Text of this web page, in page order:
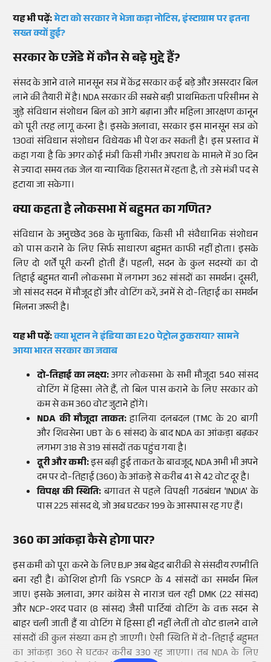
यह भी पढ़ें:मेटा को सरकार ने भेजा कड़ा नोटिस, इंस्टाग्राम पर इतना
सख्त क्यों हुई?
सरकार के एजेंडे में कौन से बड़े मुद्दे हैं?
संसद के आने वाले मानसून सत्र में केंद्र सरकार कई बड़े और असरदार बिल
लाने की तैयारी में है। NDA सरकार की सबसे बड़ी प्राथमिकता परिसीमन से
जुड़े संविधान संशोधन बिल को आगे बढ़ाना और महिला आरक्षण कानून
को पूरी तरह लागू करना है। इसके अलावा, सरकार इस मानसून सत्र को
130वां संविधान संशोधन विधेयक भी पेश कर सकती है। इस प्रस्ताव में
कहा गया है कि अगर कोई मंत्री किसी गंभीर अपराध के मामले में 30 दिन
से ज्यादा समय तक जेल या न्यायिक हिरासत में रहता है, तो उसे मंत्री पद से
हटाया जा सकेगा।
क्या कहता है लोकसभा में बहुमत का गणित?
संविधान के अनुच्छेद 368 के मुताबिक, किसी भी संवैधानिक संशोधन
को पास कराने के लिए सिर्फ साधारण बहुमत काफी नहीं होता। इसके
लिए दो शर्तें पूरी करनी होती हैं। पहली, सदन के कुल सदस्यों का दो
तिहाई बहुमत यानी लोकसभा में लगभग 362 सांसदों का समर्थन। दूसरी,
जो सांसद सदन में मौजूद हों और वोटिंग करें, उनमें से दो-तिहाई का समर्थन
मिलना जरूरी है।
यह भी पढ़ें:क्या भूटान ने इंडिया का E20 पेट्रोल ठुकराया? सामने
आया भारत सरकार का जवाब
दो-तिहाई का लक्ष्य:अगर लोकसभा के सभी मौजूदा 540 सांसद
वोटिंग में हिस्सा लेते हैं, तो बिल पास कराने के लिए सरकार को
कम से कम 360 वोट जुटाने होंगे।
NDA की मौजूदा ताकत:हालिया दलबदल (TMC के 20 बागी
और शिवसेना UBT के 6 सांसद) के बाद NDA का आंकड़ा बढ़कर
लगभग 318 से 319 सांसदों तक पहुंच गया है।
दूरी और कमी:इस बढ़ी हुई ताकत के बावजूद, NDA अभी भी अपने
दम पर दो-तिहाई (360) के आंकड़े से करीब 41 से 42 वोट दूर है।
विपक्ष की स्थिति:बगावत से पहले विपक्षी गठबंधन 'INDIA' के
पास 225 सांसद थे, जो अब घटकर 199 के आसपास रह गए हैं।
360 का आंकड़ा कैसे होगा पार?
इस कमी को पूरा करने के लिए BJP अब बेहद बारीकी से संसदीय रणनीति
बना रही है। कोशिश होगी कि YSRCP के 4 सांसदों का समर्थन मिल
जाए। इसके अलावा, अगर कांग्रेस से नाराज चल रही DMK (22 सांसद)
और NCP-शरद पवार (8 सांसद) जैसी पार्टियां वोटिंग के वक्त सदन से
बाहर चली जाती हैं या वोटिंग में हिस्सा ही नहीं लेतीं तो वोट डालने वाले
सांसदों की कुल संख्या कम हो जाएगी। ऐसी स्थिति में दो-तिहाई बहुमत
का आंकड़ा 360 से घटकर करीब 330 रह जाएगा। तब NDA के लिए